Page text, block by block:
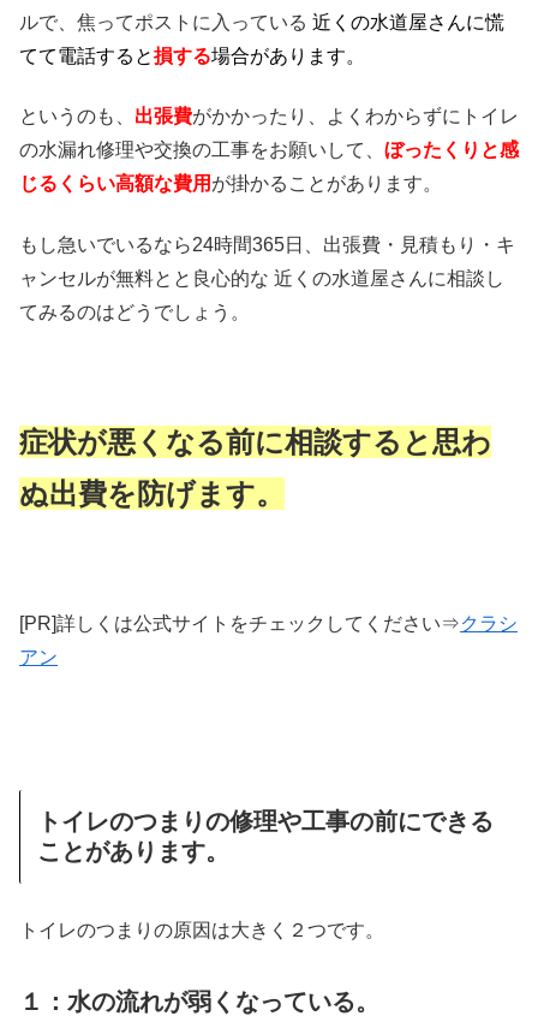
ルで、焦ってポストに入っている 近くの水道屋さんに慌
てて電話すると損する場合があります。
というのも、 出張費がかかったり、よくわからずにトイレ
の水漏れ修理や交換の工事をお願いして、 ぼったくりと感
じるくらい高額な費用 が掛かることがあります。
もし急いでいるなら24時間365日、出張費・見積もり・キ
ャンセルが無料とと良心的な 近くの水道屋さんに相談し
てみるのはどうでしょう。
症状が悪くなる前に相談すると思わ
ぬ出費を防げます。
[PR]詳しくは公式サイトをチェックしてください⇒クラシ
アン
トイレのつまりの修理や工事の前にできる
ことがあります。
トイレのつまりの原因は大きく２つです。
１：水の流れが弱くなっている。